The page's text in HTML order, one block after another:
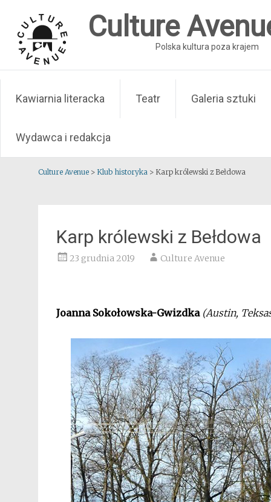
content
Culture
Polska kultura poza krajem
Kawiarnia literacka Teatr Galeria sztuki
Wydawca i redakcja
Culture Avenue > Klub historyka > Karp królewski z Bełdowa
Karp królewski z Bełdowa
23 grudnia 2019 Culture Avenue
Joanna Sokołowska-Gwizdka (Austin,